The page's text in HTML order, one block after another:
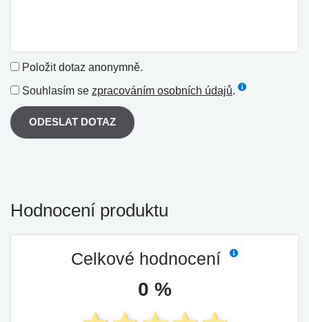
Položit dotaz anonymně.
Souhlasím se zpracováním osobních údajů.
ODESLAT DOTAZ
Hodnocení produktu
Celkové hodnocení
0 %